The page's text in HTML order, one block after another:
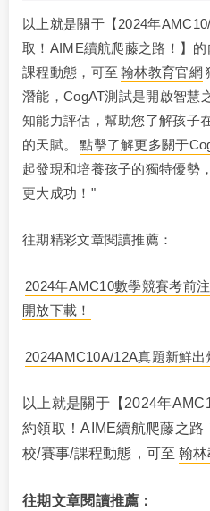
以上就是關于【2024年
取！AIME續航爬藤之路！】
課程動態，可至 翰林教育官網
潛能，CogAT測試是開啟智慧
知能力評估，幫助您了解孩子
的天賦。
點擊了解更多關于
起發現和培養孩子的獨特優勢
更大成功！"
往期精彩文章閱讀推薦：
2024年AMC10數學競賽考前
開放下載！
2024AMC10A/12A真題新鮮出
以上就是關于【2024年
約領取！AIME續航爬藤之路
校/賽事/課程動態，可至 翰林
往期文章閱讀推薦：